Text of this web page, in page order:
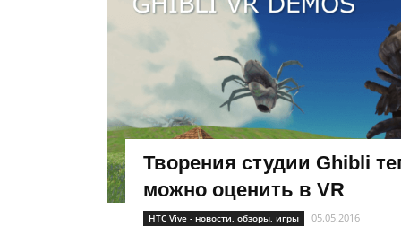
Творения студии Ghibli
можно оценить в VR
HTC Vive - новости, обзоры, игры 05.05.2016